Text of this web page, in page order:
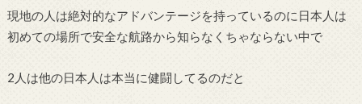
現地の人は絶対的なアドバンテージを持っているのに日本人は
初めての場所で安全な航路から知らなくちゃならない中で
2人は他の日本人は本当に健闘してるのだと